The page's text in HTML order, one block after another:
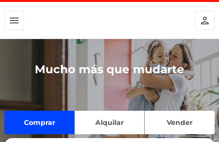
Mucho más que mudarte
Comprar Alquilar Vender